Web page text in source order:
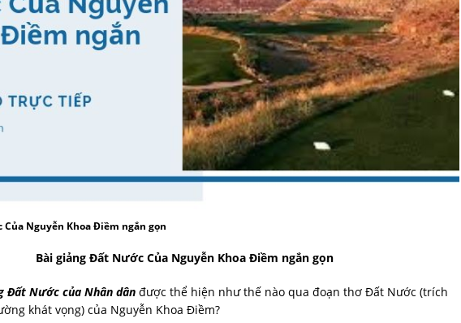
Nguyễn Khoa Điềm ngắn gọn
Bài giảng Đất Nước Của Nguyễn Khoa Điềm ngắn gọn
Đất Nước của Nhân dân được thể hiện như thế nào qua đoạn thơ Đất Nước (trích
khát vọng) của Nguyễn Khoa Điềm?